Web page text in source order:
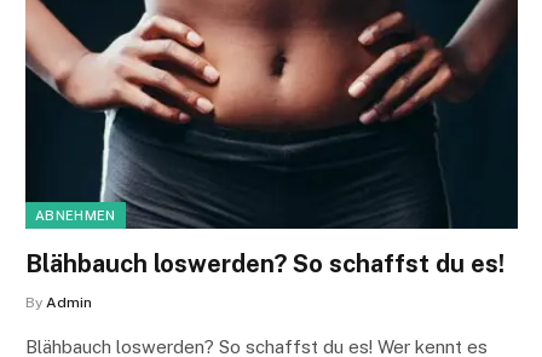
ABNEHMEN
Blähbauch loswerden? So schaffst du es!
By Admin
Blähbauch loswerden? So schaffst du es! Wer kennt es